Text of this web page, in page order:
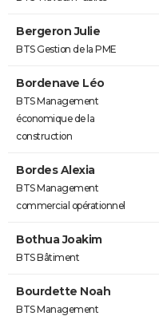
Bergeron Julie
BTS Gestion de la PME
Bordenave Léo
BTS Management
économique de la
construction
Bordes Alexia
BTS Management
commercial opérationnel
Bothua Joakim
BTS Bâtiment
Bourdette Noah
BTS Management